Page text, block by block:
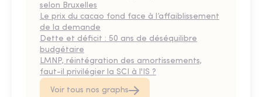
selon Bruxelles
Le prix du cacao fond face à l’affaiblissement
de la demande
Dette et déficit : 50 ans de déséquilibre
budgétaire
LMNP, réintégration des amortissements,
faut-il privilégier la SCI à l'IS ?
Voir tous nos graphs